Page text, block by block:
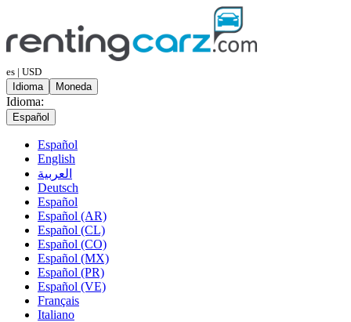
es | USD
Idioma
Moneda
Idioma:
Español
Español
English
العربية
Deutsch
Español
Español (AR)
Español (CL)
Español (CO)
Español (MX)
Español (PR)
Español (VE)
Français
Italiano